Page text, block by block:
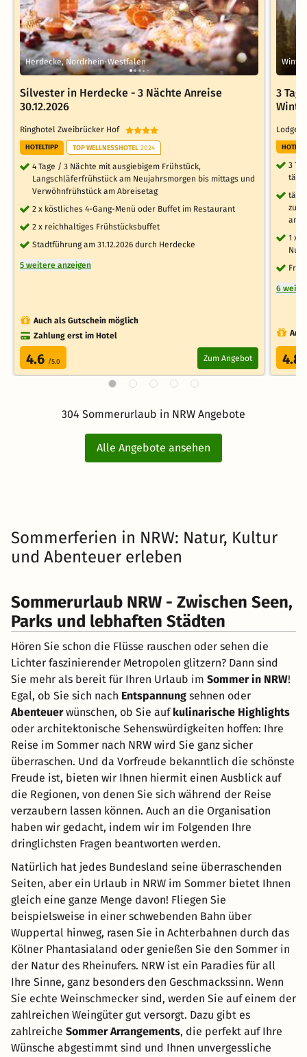
Herdecke, Nordrhein-Westfalen
Silvester in Herdecke - 3 Nächte Anreise
30.12.2026
Ringhotel Zweibrücker Hof
HOTELTIPP TOP WELLNESSHOTEL 2024
4 Tage / 3 Nächte mit ausgiebigem Frühstück,
Langschläferfrühstück am Neujahrsmorgen bis mittags und
Verwöhnfrühstück am Abreisetag
2 x köstliches 4-Gang-Menü oder Buffet im Restaurant
2 x reichhaltiges Frühstücksbuffet
Stadtführung am 31.12.2026 durch Herdecke
5 weitere anzeigen
Auch als Gutschein möglich
Zahlung erst im Hotel
4.6 /5.0 Zum Angebot
3
Lodge
3
zum
am
1 x
6
4.8
304 Sommerurlaub in NRW Angebote
Alle Angebote ansehen
Sommerferien in NRW: Natur, Kultur
und Abenteuer erleben
Sommerurlaub NRW - Zwischen Seen,
Parks und lebhaften Städten
Hören Sie schon die Flüsse rauschen oder sehen die
Lichter faszinierender Metropolen glitzern? Dann sind
Sie mehr als bereit für Ihren Urlaub im Sommer in NRW!
Egal, ob Sie sich nach Entspannung sehnen oder
Abenteuerwünschen, ob Sie aufkulinarische Highlights
oder architektonische Sehenswürdigkeiten hoffen: Ihre
Reise im Sommer nach NRW wird Sie ganz sicher
überraschen. Und da Vorfreude bekanntlich die schönste
Freude ist, bieten wir Ihnen hiermit einen Ausblick auf
die Regionen, von denen Sie sich während der Reise
verzaubern lassen können. Auch an die Organisation
haben wir gedacht, indem wir im Folgenden Ihre
dringlichsten Fragen beantworten werden.
Natürlich hat jedes Bundesland seine überraschenden
Seiten, aber ein Urlaub in NRW im Sommer bietet Ihnen
gleich eine ganze Menge davon! Fliegen Sie
beispielsweise in einer schwebenden Bahn über
Wuppertal hinweg, rasen Sie in Achterbahnen durch das
Kölner Phantasialand oder genießen Sie den Sommer in
der Natur des Rheinufers. NRW ist ein Paradies für all
Ihre Sinne, ganz besonders den Geschmackssinn. Wenn
Sie echte Weinschmecker sind, werden Sie auf einem der
zahlreichen Weingüter gut versorgt. Dazu gibt es
zahlreiche Sommer Arrangements, die perfekt auf Ihre
Wünsche abgestimmt sind und Ihnen unvergessliche